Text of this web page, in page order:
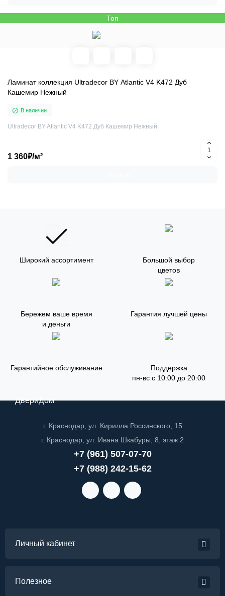
Топ
Ламинат коллекция Ultradecor BY Atlantic V4 K472 Дуб
Кашемир Нежный
В наличии
Ultradecor BY Atlantic V4 K472 Дуб Кашемир Нежный
1 360₽/м²
Широкий ассортимент
Большой выбор
цветов
Бережем ваше время
и деньги
Гарантия лучшей цены
Гарантийное обслуживание
Поддержка
пн-вс с 10:00 до 20:00
ДвериДом
г. Краснодар, ул. Кирилла Россинского, 15
г. Краснодар, ул. Ивана Шкабуры, 8, этаж 2
+7 (961) 507-07-70
+7 (988) 242-15-62
Личный кабинет
Полезное